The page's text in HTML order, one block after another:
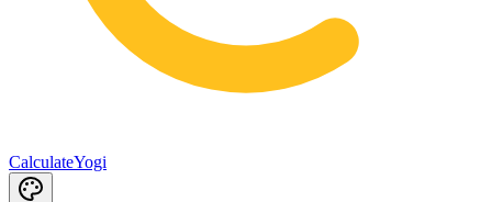
CalculateYogi